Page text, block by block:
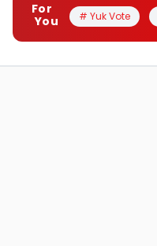
For
You
# Yuk Vote